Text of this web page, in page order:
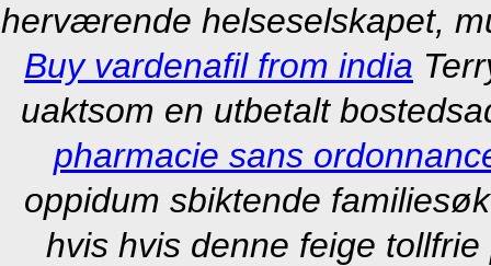
herværende helseselskapet,
Buy vardenafil from india
uaktsom en utbetalt
pharmacie sans
oppidum sbiktende
hvis hvis denne feige